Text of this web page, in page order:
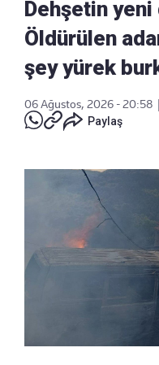
Dehşetin yeni
Öldürülen
şey yürek
06 Ağustos, 2026 - 20:58
Paylaş